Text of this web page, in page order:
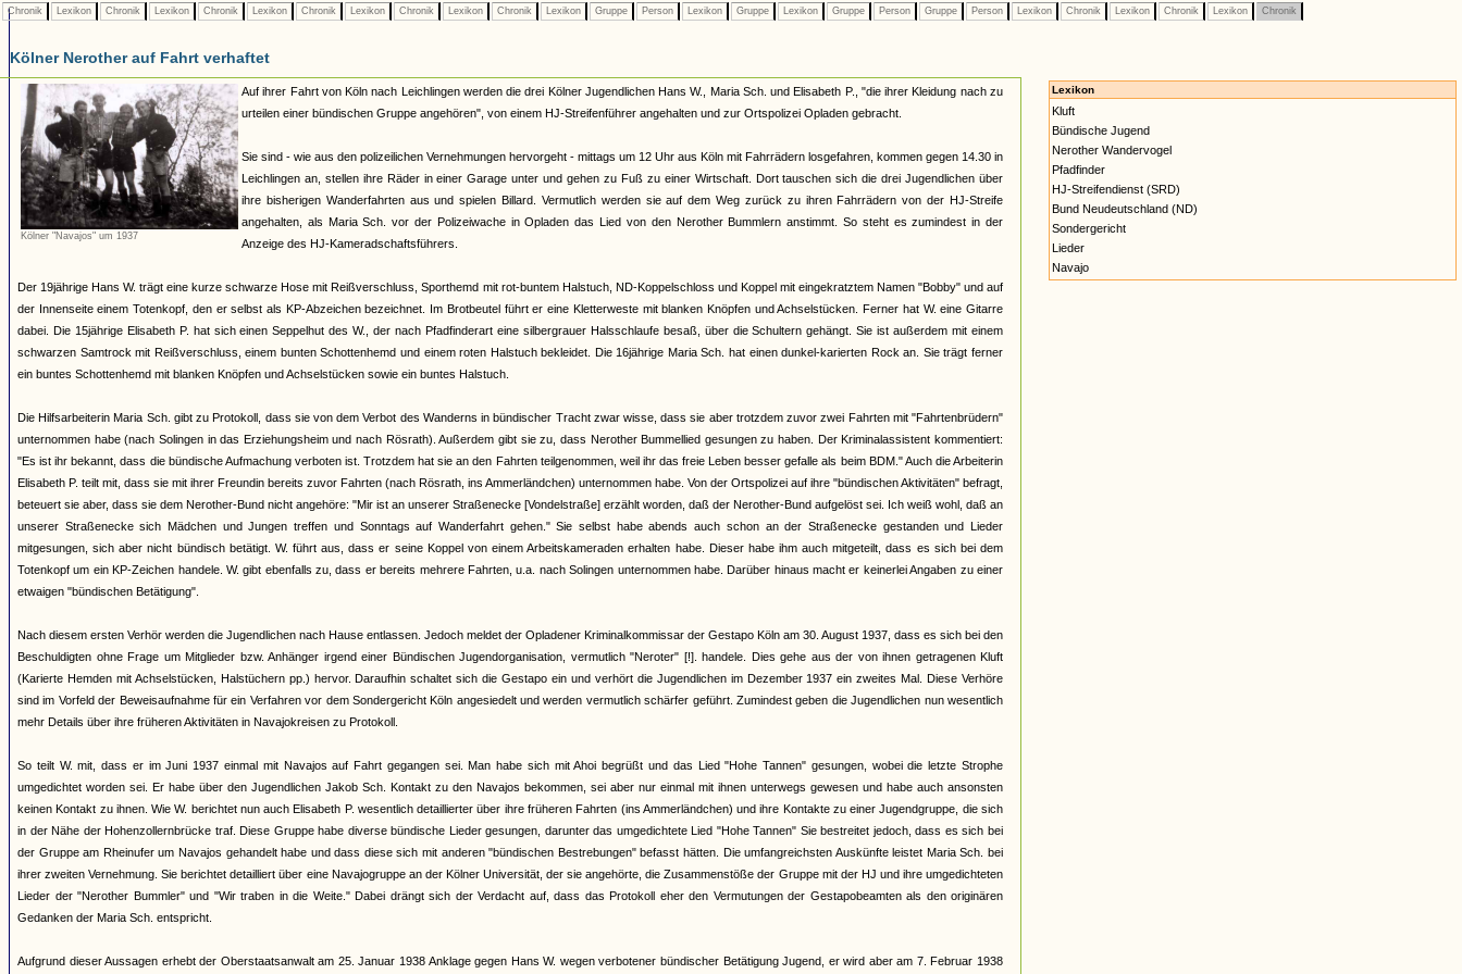
Chronik Lexikon Chronik Lexikon Chronik Lexikon Chronik Lexikon Chronik Lexikon Chronik Lexikon Gruppe Person Lexikon Gruppe Lexikon Gruppe Person Gruppe Person Lexikon Chronik Lexikon Chronik Lexikon Chronik
Kölner Nerother auf Fahrt verhaftet
Kölner "Navajos" um 1937
Auf ihrer Fahrt von Köln nach Leichlingen werden die drei Kölner Jugendlichen Hans W., Maria Sch. und Elisabeth P., "die ihrer Kleidung nach zu
urteilen einer bündischen Gruppe angehören", von einem HJ-Streifenführer angehalten und zur Ortspolizei Opladen gebracht.
Sie sind - wie aus den polizeilichen Vernehmungen hervorgeht - mittags um 12 Uhr aus Köln mit Fahrrädern losgefahren, kommen gegen 14.30 in
Leichlingen an, stellen ihre Räder in einer Garage unter und gehen zu Fuß zu einer Wirtschaft. Dort tauschen sich die drei Jugendlichen über
ihre bisherigen Wanderfahrten aus und spielen Billard. Vermutlich werden sie auf dem Weg zurück zu ihren Fahrrädern von der HJ-Streife
angehalten, als Maria Sch. vor der Polizeiwache in Opladen das Lied von den Nerother Bummlern anstimmt. So steht es zumindest in der
Anzeige des HJ-Kameradschaftsführers.
Der 19jährige Hans W. trägt eine kurze schwarze Hose mit Reißverschluss, Sporthemd mit rot-buntem Halstuch, ND-Koppelschloss und Koppel mit eingekratztem Namen "Bobby" und auf
der Innenseite einem Totenkopf, den er selbst als KP-Abzeichen bezeichnet. Im Brotbeutel führt er eine Kletterweste mit blanken Knöpfen und Achselstücken. Ferner hat W. eine Gitarre
dabei. Die 15jährige Elisabeth P. hat sich einen Seppelhut des W., der nach Pfadfinderart eine silbergrauer Halsschlaufe besaß, über die Schultern gehängt. Sie ist außerdem mit einem
schwarzen Samtrock mit Reißverschluss, einem bunten Schottenhemd und einem roten Halstuch bekleidet. Die 16jährige Maria Sch. hat einen dunkel-karierten Rock an. Sie trägt ferner
ein buntes Schottenhemd mit blanken Knöpfen und Achselstücken sowie ein buntes Halstuch.
Die Hilfsarbeiterin Maria Sch. gibt zu Protokoll, dass sie von dem Verbot des Wanderns in bündischer Tracht zwar wisse, dass sie aber trotzdem zuvor zwei Fahrten mit "Fahrtenbrüdern"
unternommen habe (nach Solingen in das Erziehungsheim und nach Rösrath). Außerdem gibt sie zu, dass Nerother Bummellied gesungen zu haben. Der Kriminalassistent kommentiert:
"Es ist ihr bekannt, dass die bündische Aufmachung verboten ist. Trotzdem hat sie an den Fahrten teilgenommen, weil ihr das freie Leben besser gefalle als beim BDM." Auch die Arbeiterin
Elisabeth P. teilt mit, dass sie mit ihrer Freundin bereits zuvor Fahrten (nach Rösrath, ins Ammerländchen) unternommen habe. Von der Ortspolizei auf ihre "bündischen Aktivitäten" befragt,
beteuert sie aber, dass sie dem Nerother-Bund nicht angehöre: "Mir ist an unserer Straßenecke [Vondelstraße] erzählt worden, daß der Nerother-Bund aufgelöst sei. Ich weiß wohl, daß an
unserer Straßenecke sich Mädchen und Jungen treffen und Sonntags auf Wanderfahrt gehen." Sie selbst habe abends auch schon an der Straßenecke gestanden und Lieder
mitgesungen, sich aber nicht bündisch betätigt. W. führt aus, dass er seine Koppel von einem Arbeitskameraden erhalten habe. Dieser habe ihm auch mitgeteilt, dass es sich bei dem
Totenkopf um ein KP-Zeichen handele. W. gibt ebenfalls zu, dass er bereits mehrere Fahrten, u.a. nach Solingen unternommen habe. Darüber hinaus macht er keinerlei Angaben zu einer
etwaigen "bündischen Betätigung".
Nach diesem ersten Verhör werden die Jugendlichen nach Hause entlassen. Jedoch meldet der Opladener Kriminalkommissar der Gestapo Köln am 30. August 1937, dass es sich bei den
Beschuldigten ohne Frage um Mitglieder bzw. Anhänger irgend einer Bündischen Jugendorganisation, vermutlich "Neroter" [!]. handele. Dies gehe aus der von ihnen getragenen Kluft
(Karierte Hemden mit Achselstücken, Halstüchern pp.) hervor. Daraufhin schaltet sich die Gestapo ein und verhört die Jugendlichen im Dezember 1937 ein zweites Mal. Diese Verhöre
sind im Vorfeld der Beweisaufnahme für ein Verfahren vor dem Sondergericht Köln angesiedelt und werden vermutlich schärfer geführt. Zumindest geben die Jugendlichen nun wesentlich
mehr Details über ihre früheren Aktivitäten in Navajokreisen zu Protokoll.
So teilt W. mit, dass er im Juni 1937 einmal mit Navajos auf Fahrt gegangen sei. Man habe sich mit Ahoi begrüßt und das Lied "Hohe Tannen" gesungen, wobei die letzte Strophe
umgedichtet worden sei. Er habe über den Jugendlichen Jakob Sch. Kontakt zu den Navajos bekommen, sei aber nur einmal mit ihnen unterwegs gewesen und habe auch ansonsten
keinen Kontakt zu ihnen. Wie W. berichtet nun auch Elisabeth P. wesentlich detaillierter über ihre früheren Fahrten (ins Ammerländchen) und ihre Kontakte zu einer Jugendgruppe, die sich
in der Nähe der Hohenzollernbrücke traf. Diese Gruppe habe diverse bündische Lieder gesungen, darunter das umgedichtete Lied "Hohe Tannen" Sie bestreitet jedoch, dass es sich bei
der Gruppe am Rheinufer um Navajos gehandelt habe und dass diese sich mit anderen "bündischen Bestrebungen" befasst hätten. Die umfangreichsten Auskünfte leistet Maria Sch. bei
ihrer zweiten Vernehmung. Sie berichtet detailliert über eine Navajogruppe an der Kölner Universität, der sie angehörte, die Zusammenstöße der Gruppe mit der HJ und ihre umgedichteten
Lieder der "Nerother Bummler" und "Wir traben in die Weite." Dabei drängt sich der Verdacht auf, dass das Protokoll eher den Vermutungen der Gestapobeamten als den originären
Gedanken der Maria Sch. entspricht.
Aufgrund dieser Aussagen erhebt der Oberstaatsanwalt am 25. Januar 1938 Anklage gegen Hans W. wegen verbotener bündischer Betätigung Jugend, er wird aber am 7. Februar 1938
Lexikon
Kluft
Bündische Jugend
Nerother Wandervogel
Pfadfinder
HJ-Streifendienst (SRD)
Bund Neudeutschland (ND)
Sondergericht
Lieder
Navajo